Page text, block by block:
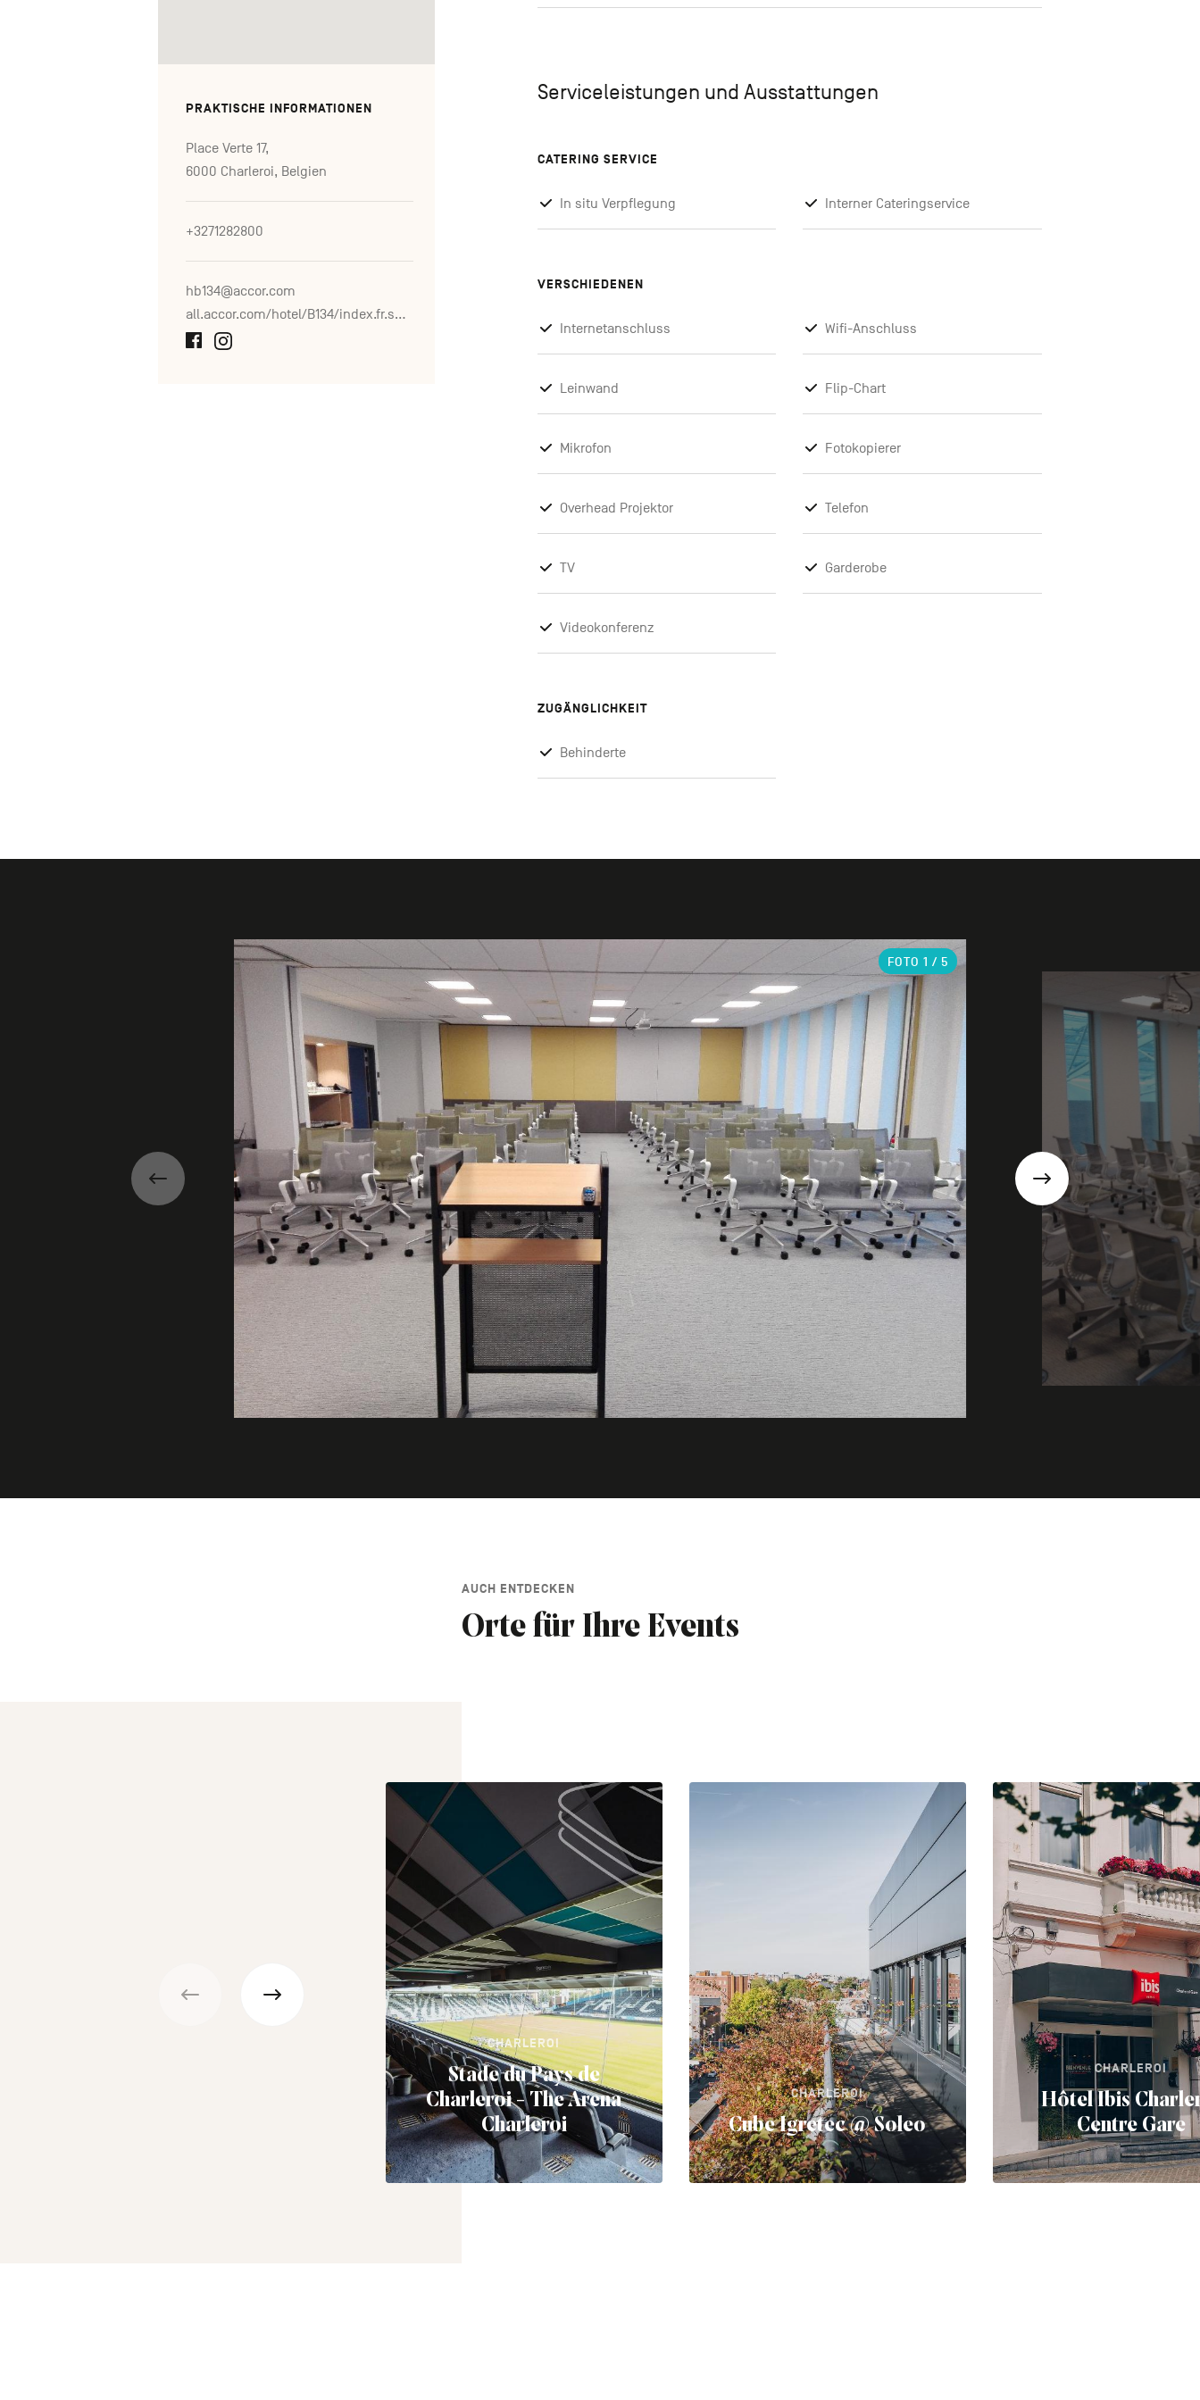
PRAKTISCHE INFORMATIONEN
Place Verte 17,
6000 Charleroi, Belgien
+3271282800
hb134@accor.com
all.accor.com/hotel/B134/index.fr.shtml
Serviceleistungen und Ausstattungen
CATERING SERVICE
In situ Verpflegung Interner Cateringservice
VERSCHIEDENEN
Internetanschluss Wifi-Anschluss
Leinwand Flip-Chart
Mikrofon Fotokopierer
Overhead Projektor Telefon
TV Garderobe
Videokonferenz
ZUGÄNGLICHKEIT
Behinderte
Précédent Suivant
FOTO 1 / 5
AUCH ENTDECKEN
Orte für Ihre Events
CHARLEROI
Stade du Pays de
Charleroi - The Arena
Charleroi
CHARLEROI
Cube Igretec @ Soleo
CHARLEROI
Hôtel Ibis
Centre Gare
Précédent Suivant